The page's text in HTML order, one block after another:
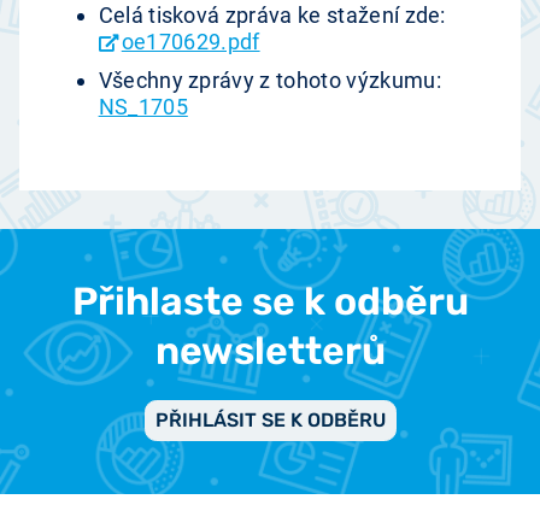
Celá tisková zpráva ke stažení zde:
oe170629.pdf
Všechny zprávy z tohoto výzkumu:
NS_1705
Přihlaste se k odběru
newsletterů
PŘIHLÁSIT SE K ODBĚRU